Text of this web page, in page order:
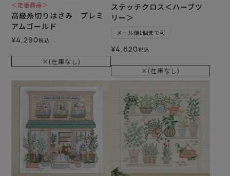
＜定番商品＞
高級糸切りはさみ プレミ
アムゴールド
¥4,290税込
×(在庫なし)
ステッチクロス＜ハーブツ
リー＞
メール便1個まで可
¥4,620税込
×(在庫なし)